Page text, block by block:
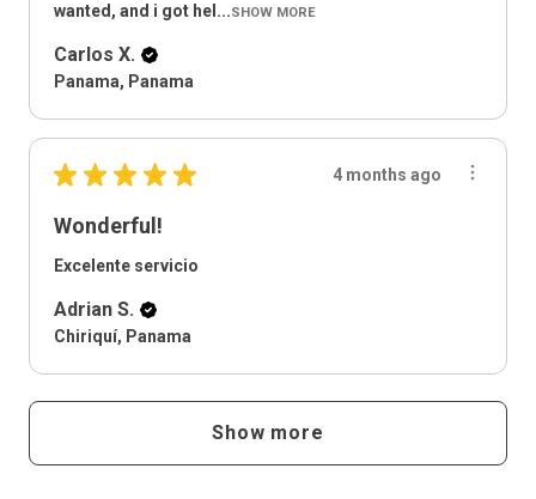
wanted, and i got hel...SHOW MORE
Carlos X.
Panama, Panama
★ ★ ★ ★ ★ 4 months ago
Wonderful!
Excelente servicio
Adrian S.
Chiriquí, Panama
Show more